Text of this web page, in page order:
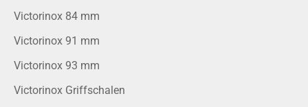
Victorinox 84 mm
Victorinox 91 mm
Victorinox 93 mm
Victorinox Griffschalen